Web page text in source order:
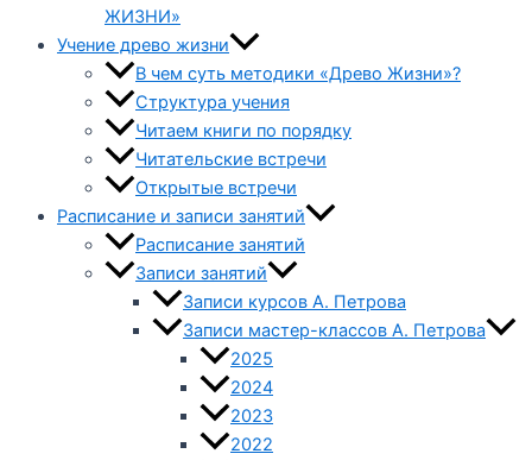
ЖИЗНИ»
Учение древо жизни
В чем суть методики «Древо Жизни»?
Структура учения
Читаем книги по порядку
Читательские встречи
Открытые встречи
Расписание и записи занятий
Расписание занятий
Записи занятий
Записи курсов А. Петрова
Записи мастер-классов А. Петрова
2025
2024
2023
2022